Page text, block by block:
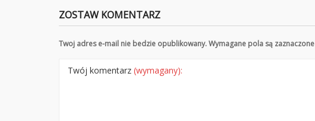
ZOSTAW KOMENTARZ
Twoj adres e-mail nie bedzie opublikowany. Wymagane pola są zaznaczone
Twój komentarz (wymagany):